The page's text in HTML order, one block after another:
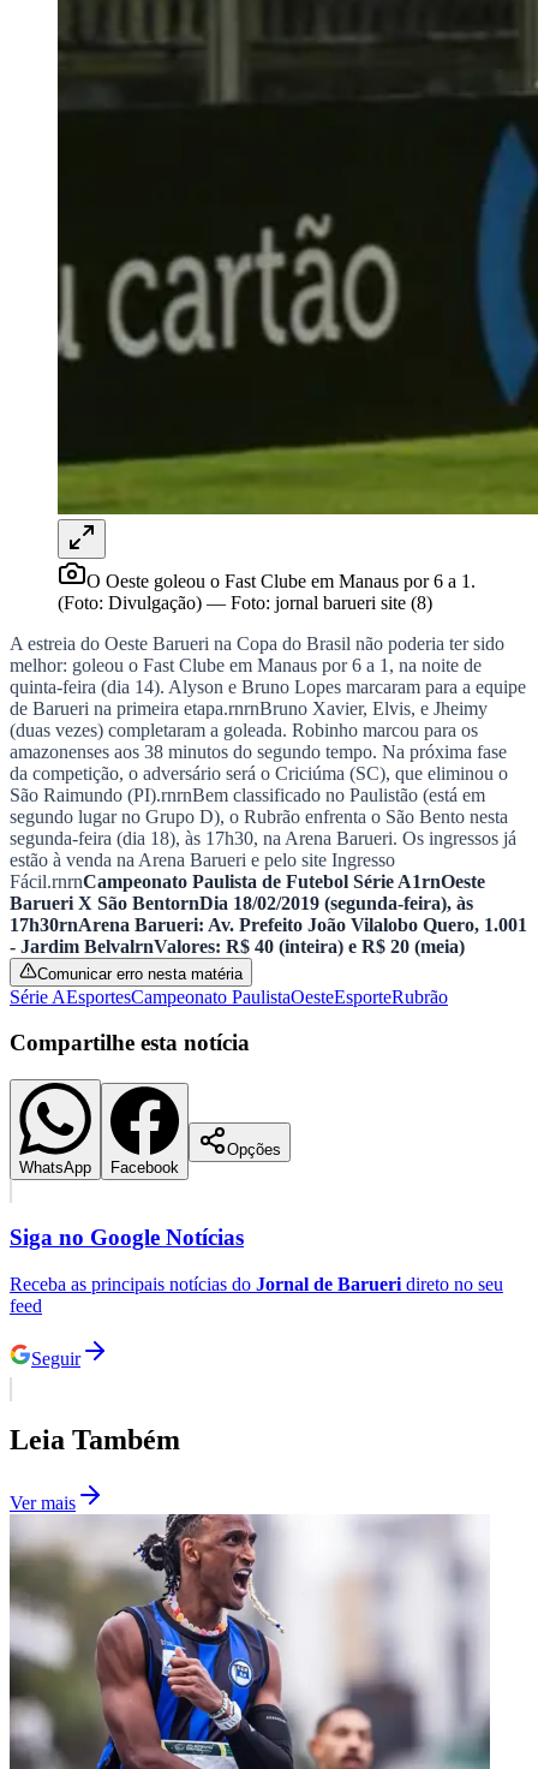
Parques & Represas
Santana de Parnaíba
São Roque
Vagas na RegiãoNovo
Hub de Negócios
Guia Comercial
Selo Verificado
Portal Educacional
Panorama Econômico
Panorama Econômico
Para Sua Empresa
Anuncie no Portal
Verificar Empresa
Novo
Anunciar VagasNovo
Publicidade Legal
NBA
NFL
Fórmula 1
UFC
Tênis (ATP)
MLB
NHL
Atletismo
Vôlei
NBB
Competições de Futebol
Brasileirão Série A
Brasileirão Série B
Copa do Brasil
Sul-Americana
Copa América
Champions League
Premier League
La Liga
Times - Ir direto
O Oeste goleou o Fast Clube em Manaus por 6 a 1.
(Foto: Divulgação) — Foto: jornal barueri site (8)
A estreia do Oeste Barueri na Copa do Brasil não poderia ter sido
melhor: goleou o Fast Clube em Manaus por 6 a 1, na noite de
quinta-feira (dia 14). Alyson e Bruno Lopes marcaram para a equipe
de Barueri na primeira etapa.rnrnBruno Xavier, Elvis, e Jheimy
(duas vezes) completaram a goleada. Robinho marcou para os
amazonenses aos 38 minutos do segundo tempo. Na próxima fase
da competição, o adversário será o Criciúma (SC), que eliminou o
São Raimundo (PI).rnrnBem classificado no Paulistão (está em
segundo lugar no Grupo D), o Rubrão enfrenta o São Bento nesta
segunda-feira (dia 18), às 17h30, na Arena Barueri. Os ingressos já
estão à venda na Arena Barueri e pelo site Ingresso
Fácil.rnrnCampeonato Paulista de Futebol Série A1rnOeste
Barueri X São BentornDia 18/02/2019 (segunda-feira), às
17h30rnArena Barueri: Av. Prefeito João Vilalobo Quero, 1.001
- Jardim BelvalrnValores: R$ 40 (inteira) e R$ 20 (meia)
Comunicar erro nesta matéria
Série AEsportesCampeonato PaulistaOesteEsporteRubrão
Compartilhe esta notícia
WhatsApp Facebook
Opções
Siga no Google Notícias
Receba as principais notícias do Jornal de Barueri direto no seu
feed
Seguir
Leia Também
Ver mais